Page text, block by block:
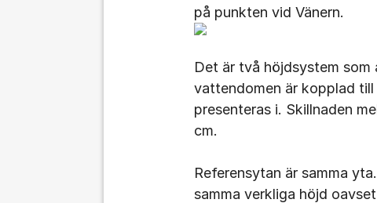
på punkten vid Vänern.
Det är två höjdsystem som
vattendomen är kopplad
presenteras i. Skillnaden
cm.
Referensytan är samma
samma verkliga höjd